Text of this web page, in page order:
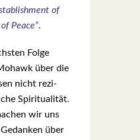
of
Peace”.
Fol­ge
über die
nicht rezi­
Spi­ri­tua­li­tät.
wir uns
über